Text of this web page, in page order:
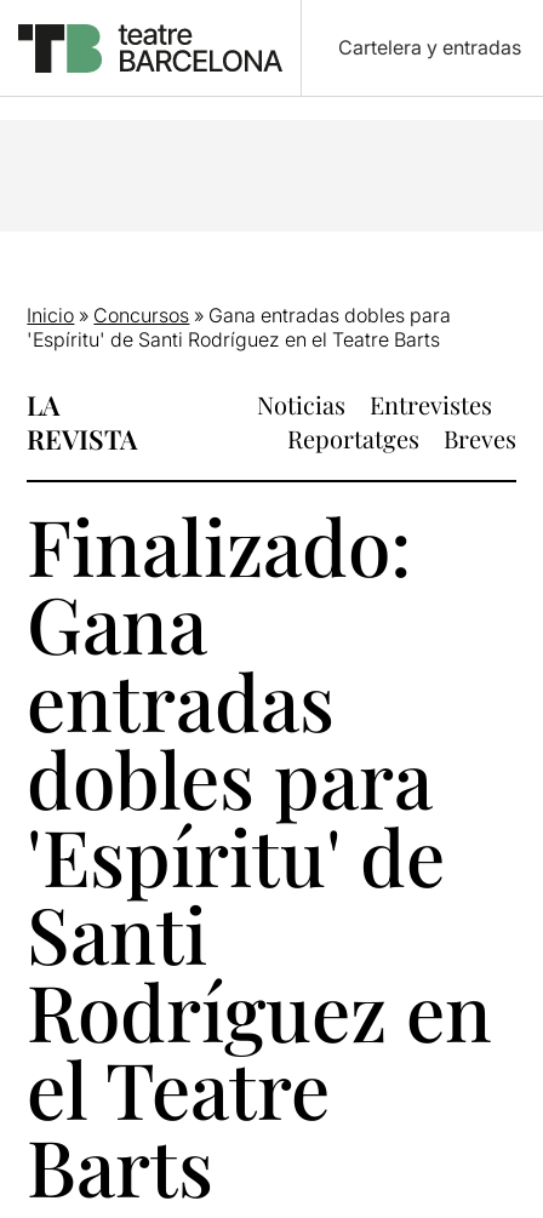
Cartelera y entradas
Inicio » Concursos » Gana entradas dobles para
'Espíritu' de Santi Rodríguez en el Teatre Barts
LA
REVISTA
Noticias
Entrevistes
Reportatges
Breves
Finalizado:
Gana
entradas
dobles para
'Espíritu' de
Santi
Rodríguez en
el Teatre
Barts